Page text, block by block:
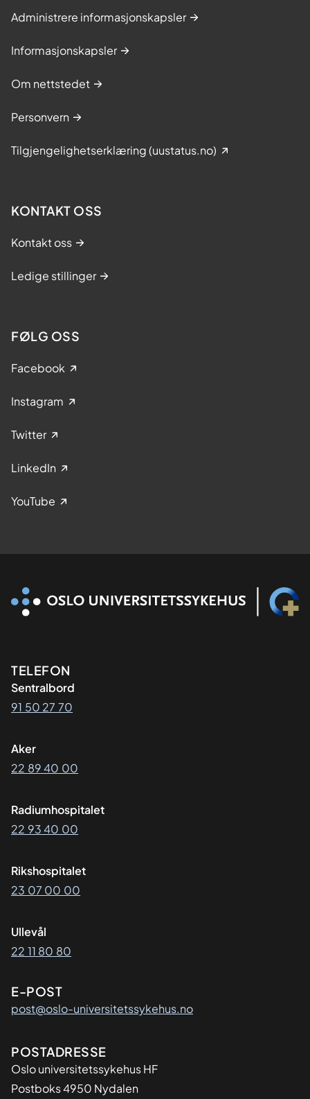
Administrere informasjonskapsler
Informasjonskapsler
Om nettstedet
Personvern
Tilgjengelighetserklæring (uustatus.no)
KONTAKT OSS
Kontakt oss
Ledige stillinger
FØLG OSS
Facebook
Instagram
Twitter
LinkedIn
YouTube
Kontaktinformasjon
TELEFON
Sentralbord
91 50 27 70
Aker
22 89 40 00
Radiumhospitalet
22 93 40 00
Rikshospitalet
23 07 00 00
Ullevål
22 11 80 80
E-POST
post@oslo-universitetssykehus.no
Adresse
POSTADRESSE
Oslo universitetssykehus HF
Postboks 4950 Nydalen